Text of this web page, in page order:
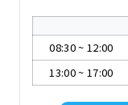
08:30~ 12:00
13:00~ 17:00